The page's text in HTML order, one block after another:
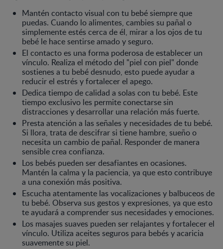
Mantén contacto visual con tu bebé siempre que
puedas. Cuando lo alimentes, cambies su pañal o
simplemente estés cerca de él, mirar a los ojos de tu
bebé le hace sentirse amado y seguro.
El contacto es una forma poderosa de establecer un
vínculo. Realiza el método del "piel con piel" donde
sostienes a tu bebé desnudo, esto puede ayudar a
reducir el estrés y fortalecer el apego.
Dedica tiempo de calidad a solas con tu bebé. Este
tiempo exclusivo les permite conectarse sin
distracciones y desarrollar una relación más fuerte.
Presta atención a las señales y necesidades de tu bebé.
Si llora, trata de descifrar si tiene hambre, sueño o
necesita un cambio de pañal. Responder de manera
sensible crea confianza.
Los bebés pueden ser desafiantes en ocasiones.
Mantén la calma y la paciencia, ya que esto contribuye
a una conexión más positiva.
Escucha atentamente las vocalizaciones y balbuceos de
tu bebé. Observa sus gestos y expresiones, ya que esto
te ayudará a comprender sus necesidades y emociones.
Los masajes suaves pueden ser relajantes y fortalecer el
vínculo. Utiliza aceites seguros para bebés y acaricia
suavemente su piel.